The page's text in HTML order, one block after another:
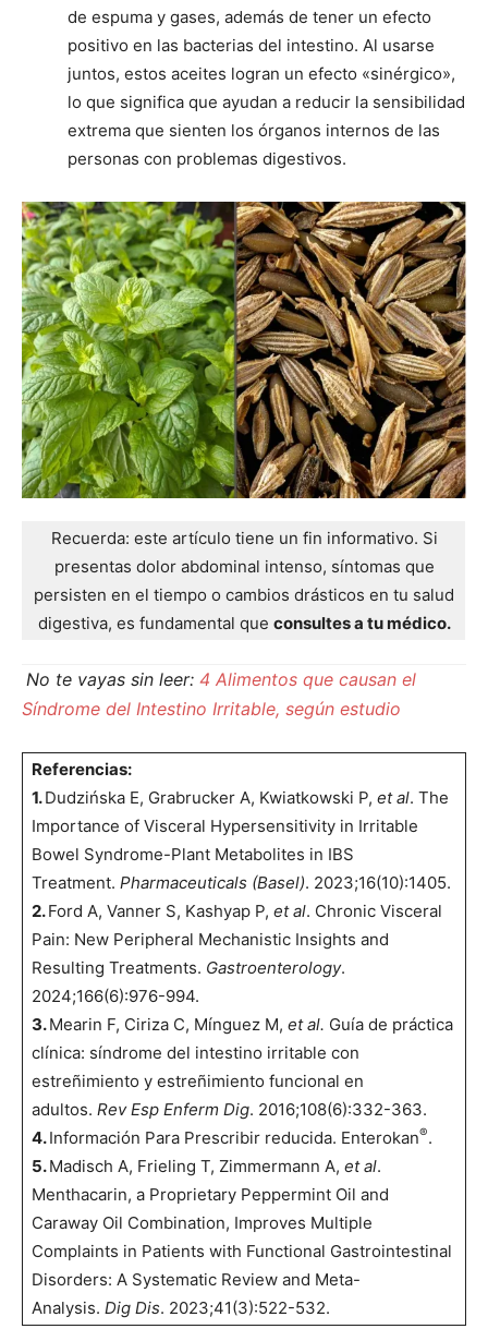
de espuma y gases, además de tener un efecto
positivo en las bacterias del intestino. Al usarse
juntos, estos aceites logran un efecto «sinérgico»,
lo que significa que ayudan a reducir la sensibilidad
extrema que sienten los órganos internos de las
personas con problemas digestivos.
Recuerda: este artículo tiene un fin informativo. Si
presentas dolor abdominal intenso, síntomas que
persisten en el tiempo o cambios drásticos en tu salud
digestiva, es fundamental que consultes a tu médico.
No te vayas sin leer: 4 Alimentos que causan el
Síndrome del Intestino Irritable, según estudio
Referencias:
1.Dudzińska E, Grabrucker A, Kwiatkowski P, et al. The
Importance of Visceral Hypersensitivity in Irritable
Bowel Syndrome-Plant Metabolites in IBS
Treatment. Pharmaceuticals (Basel). 2023;16(10):1405.
2.Ford A, Vanner S, Kashyap P, et al. Chronic Visceral
Pain: New Peripheral Mechanistic Insights and
Resulting Treatments. Gastroenterology.
2024;166(6):976-994.
3.Mearin F, Ciriza C, Mínguez M, et al. Guía de práctica
clínica: síndrome del intestino irritable con
estreñimiento y estreñimiento funcional en
adultos. Rev Esp Enferm Dig. 2016;108(6):332-363.
4.Información Para Prescribir reducida. Enterokan®.
5.Madisch A, Frieling T, Zimmermann A, et al.
Menthacarin, a Proprietary Peppermint Oil and
Caraway Oil Combination, Improves Multiple
Complaints in Patients with Functional Gastrointestinal
Disorders: A Systematic Review and Meta-
Analysis. Dig Dis. 2023;41(3):522-532.